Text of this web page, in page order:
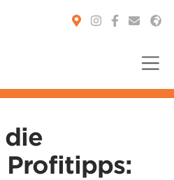
die
Profitipps: